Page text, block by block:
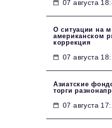
07 августа
О ситуации на
американском
коррекция
07 августа
Азиатские
торги
07 августа